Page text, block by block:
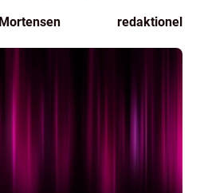
redaktionel